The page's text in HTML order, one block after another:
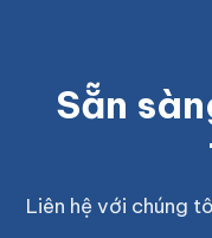
Sẵn
Liên hệ với chúng